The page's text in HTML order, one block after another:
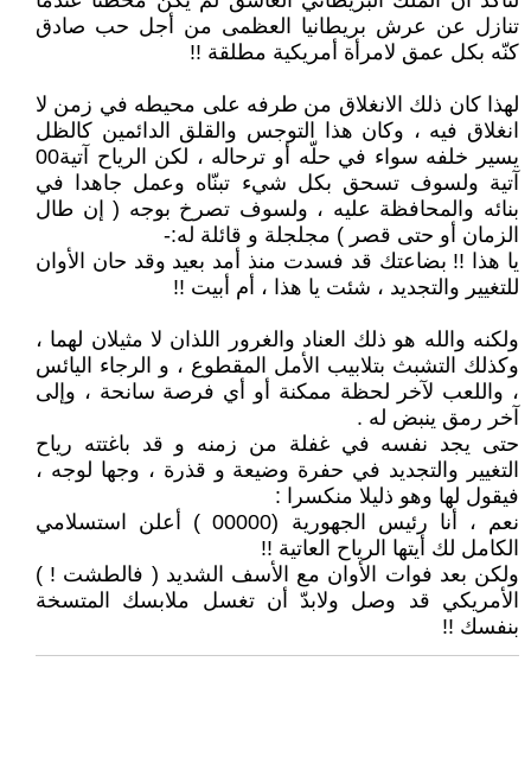
تنازل عن عرش بريطانيا العظمى من أجل حب صادق
كنّه بكل عمق لامرأة أمريكية مطلقة !!
لهذا كان ذلك الانغلاق من طرفه على محيطه في زمن لا
انغلاق فيه ، وكان هذا التوجس والقلق الدائمين كالظل
يسير خلفه سواء في حلّه أو ترحاله ، لكن الرياح آتية00
آتية ولسوف تسحق بكل شيء تبنّاه وعمل جاهدا في
بنائه والمحافظة عليه ، ولسوف تصرخ بوجه ( إن طال
الزمان أو حتى قصر ) مجلجلة و قائلة له:-
يا هذا !! بضاعتك قد فسدت منذ أمد بعيد وقد حان الأوان
للتغيير والتجديد ، شئت يا هذا ، أم أبيت !!
ولكنه والله هو ذلك العناد والغرور اللذان لا مثيلان لهما ،
وكذلك التشبث بتلابيب الأمل المقطوع ، و الرجاء اليائس
، واللعب لآخر لحظة ممكنة أو أي فرصة سانحة ، وإلى
آخر رمق ينبض له .
حتى يجد نفسه في غفلة من زمنه و قد باغتته رياح
التغيير والتجديد في حفرة وضيعة و قذرة ، وجها لوجه ،
فيقول لها وهو ذليلا منكسرا :
نعم ، أنا رئيس الجهورية (00000 ) أعلن استسلامي
الكامل لك أيتها الرياح العاتية !!
ولكن بعد فوات الأوان مع الأسف الشديد ( فالطشت ! )
الأمريكي قد وصل ولابدّ أن تغسل ملابسك المتسخة
بنفسك !!